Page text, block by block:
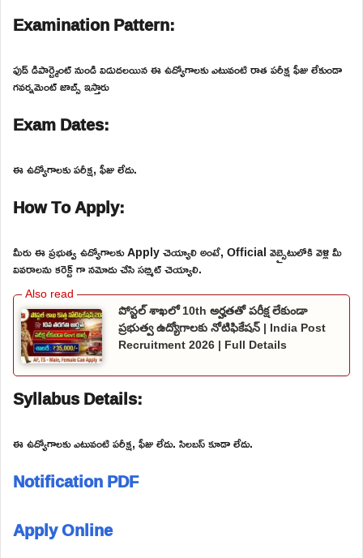
Examination Pattern:
ఫుడ్ డిపార్ట్మెంట్ నుండి విడుదలయిన ఈ ఉద్యోగాలకు ఎటువంటి రాత పరీక్ష ఫీజు లేకుండా
గవర్నమెంట్ జాబ్స్ ఇస్తారు
Exam Dates:
ఈ ఉద్యోగాలకు పరీక్ష, ఫీజు లేదు.
How To Apply:
మీరు ఈ ప్రభుత్వ ఉద్యోగాలకు Apply చెయ్యాలి అంటే, Official వెబ్సైటులోకి వెళ్లి మీ
వివరాలను కరెక్ట్ గా నమోదు చేసి సబ్మిట్ చెయ్యాలి.
పోస్టల్ శాఖలో 10th అర్హతతో పరీక్ష లేకుండా
ప్రభుత్వ ఉద్యోగాలకు నోటిఫికేషన్ | India Post
Recruitment 2026 | Full Details
Syllabus Details:
ఈ ఉద్యోగాలకు ఎటువంటి పరీక్ష, ఫీజు లేదు. సిలబస్ కూడా లేదు.
Notification PDF
Apply Online